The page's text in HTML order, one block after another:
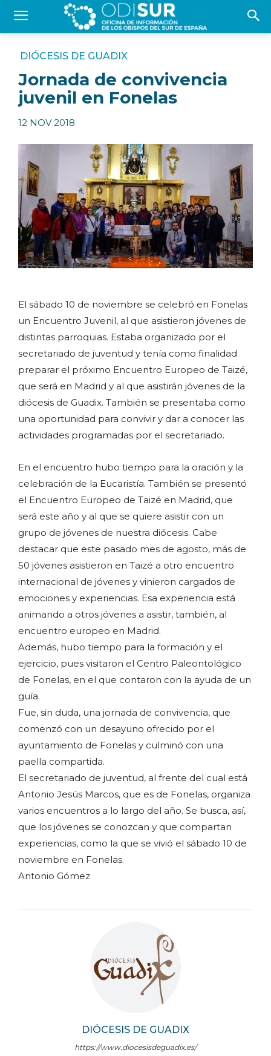
DIÓCESIS DE GUADIX
Jornada de convivencia
juvenil en Fonelas
12 NOV 2018
DIÓCESIS DE GUADIX
https://www.diocesisdeguadix.es/
El sábado 10 de noviembre se celebró en Fonelas
un Encuentro Juvenil, al que asistieron jóvenes de
distintas parroquias. Estaba organizado por el
secretariado de juventud y tenía como finalidad
preparar el próximo Encuentro Europeo de Taizé,
que será en Madrid y al que asistirán jóvenes de la
diócesis de Guadix. También se presentaba como
una oportunidad para convivir y dar a conocer las
actividades programadas por el secretariado.
En el encuentro hubo tiempo para la oración y la
celebración de la Eucaristía. También se presentó
el Encuentro Europeo de Taizé en Madrid, que
será este año y al que se quiere asistir con un
grupo de jóvenes de nuestra diócesis. Cabe
destacar que este pasado mes de agosto, más de
50 jóvenes asistieron en Taizé a otro encuentro
internacional de jóvenes y vinieron cargados de
emociones y experiencias. Esa experiencia está
animando a otros jóvenes a asistir, también, al
encuentro europeo en Madrid.
Además, hubo tiempo para la formación y el
ejercicio, pues visitaron el Centro Paleontológico
de Fonelas, en el que contaron con la ayuda de un
guía.
Fue, sin duda, una jornada de convivencia, que
comenzó con un desayuno ofrecido por el
ayuntamiento de Fonelas y culminó con una
paella compartida.
El secretariado de juventud, al frente del cual está
Antonio Jesús Marcos, que es de Fonelas, organiza
varios encuentros a lo largo del año. Se busca, así,
que los jóvenes se conozcan y que compartan
experiencias, como la que se vivió el sábado 10 de
noviembre en Fonelas.
Antonio Gómez